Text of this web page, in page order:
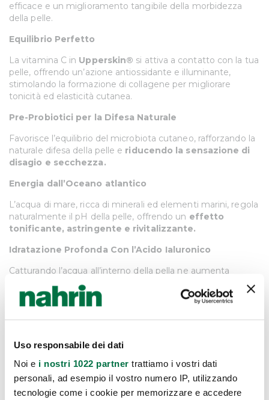
Uso responsabile dei dati
Noi e i nostri 1022 partner trattiamo i vostri dati
personali, ad esempio il vostro numero IP, utilizzando
tecnologie come i cookie per memorizzare e accedere
efficace e un miglioramento tangibile della morbidezza
della pelle.
Equilibrio Perfetto
La vitamina C in Upperskin® si attiva a contatto con la tua
pelle, offrendo un’azione antiossidante e illuminante,
stimolando la formazione di collagene per migliorare
tonicità ed elasticità cutanea.
Pre-Probiotici per la Difesa Naturale
Favorisce l’equilibrio del microbiota cutaneo, rafforzando la
naturale difesa della pelle e riducendo la sensazione di
disagio e secchezza.
Energia dall’Oceano atlantico
L’acqua di mare, ricca di minerali ed elementi marini, regola
naturalmente il pH della pelle, offrendo un effetto
tonificante, astringente e rivitalizzante.
Idratazione Profonda Con l’Acido Ialuronico
Catturando l’acqua all’interno della pella ne aumenta
l’idratazione a lungo termine per
elasticità e una diminuzione delle rughe.
emollienti e idratanti,dilatando i capillari e promuovendo
la produzione di nuove fibre di collagene.
Formula naturale, sicurezza totale